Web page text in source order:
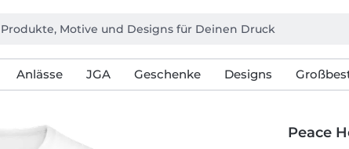
Anlässe JGA Geschenke Designs
Peace